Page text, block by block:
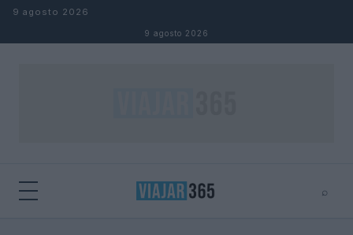
Saltar al contenido
9 agosto 2026
9 agosto 2026
⌕